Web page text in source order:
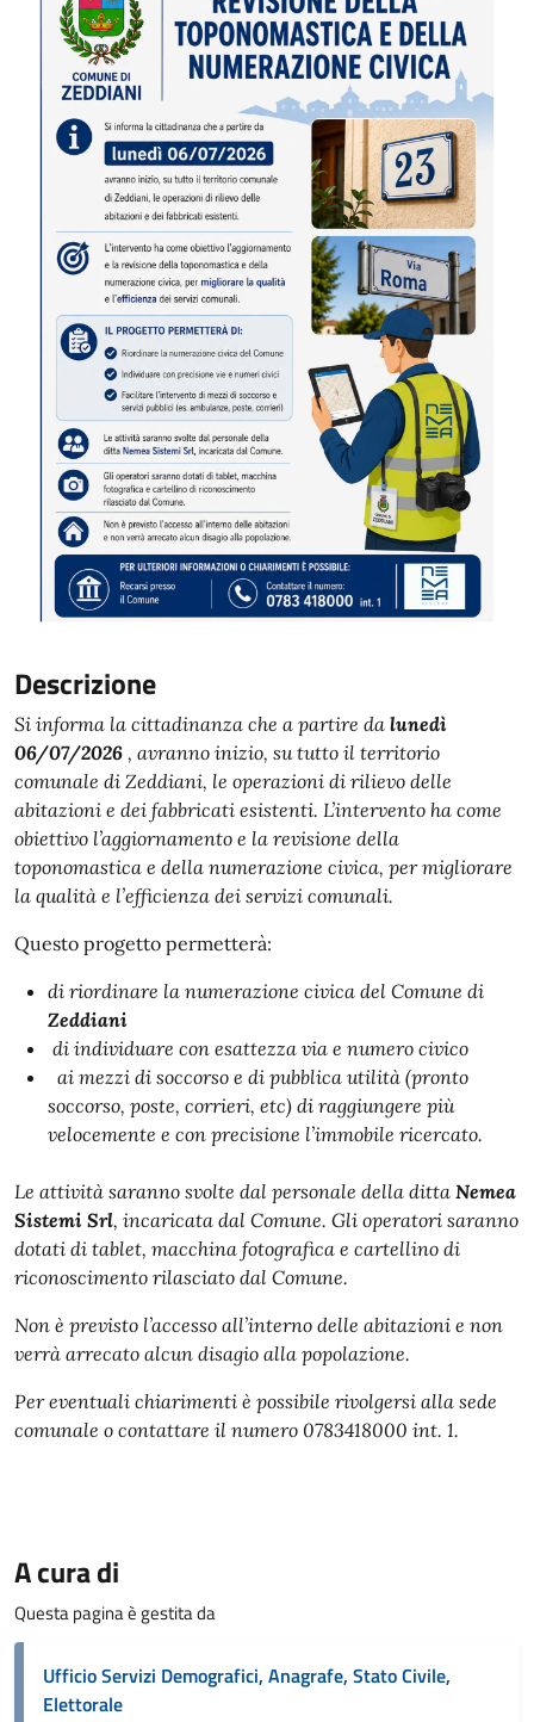
Descrizione
Si informa la cittadinanza che a partire da lunedì
06/07/2026 , avranno inizio, su tutto il territorio
comunale di Zeddiani, le operazioni di rilievo delle
abitazioni e dei fabbricati esistenti. L’intervento ha come
obiettivo l’aggiornamento e la revisione della
toponomastica e della numerazione civica, per migliorare
la qualità e l’efficienza dei servizi comunali.
Questo progetto permetterà:
di riordinare la numerazione civica del Comune di
Zeddiani
di individuare con esattezza via e numero civico
ai mezzi di soccorso e di pubblica utilità (pronto
soccorso, poste, corrieri, etc) di raggiungere più
velocemente e con precisione l’immobile ricercato.
Le attività saranno svolte dal personale della ditta Nemea
Sistemi Srl, incaricata dal Comune. Gli operatori saranno
dotati di tablet, macchina fotografica e cartellino di
riconoscimento rilasciato dal Comune.
Non è previsto l’accesso all’interno delle abitazioni e non
verrà arrecato alcun disagio alla popolazione.
Per eventuali chiarimenti è possibile rivolgersi alla sede
comunale o contattare il numero 0783418000 int. 1.
A cura di
Questa pagina è gestita da
Ufficio Servizi Demografici, Anagrafe, Stato Civile,
Elettorale